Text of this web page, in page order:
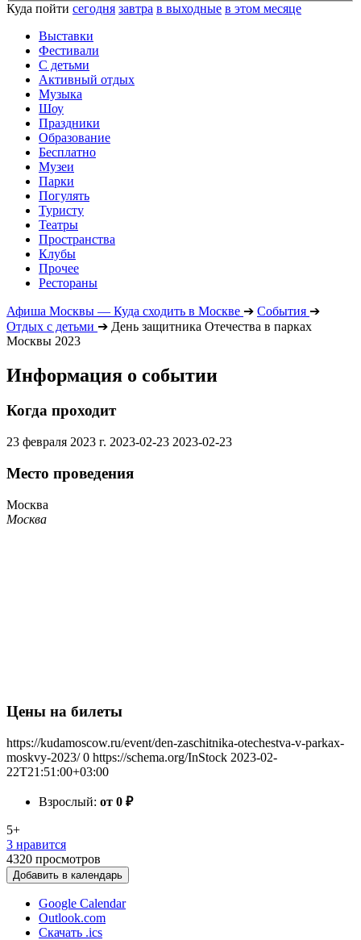
Куда пойти сегодня завтра в выходные в этом месяце
Выставки
Фестивали
С детьми
Активный отдых
Музыка
Шоу
Праздники
Образование
Бесплатно
Музеи
Парки
Погулять
Туристу
Театры
Пространства
Клубы
Прочее
Рестораны
Афиша Москвы — Куда сходить в Москве ➔ События ➔
Отдых с детьми ➔ День защитника Отечества в парках
Москвы 2023
Информация о событии
Когда проходит
23 февраля 2023 г. 2023-02-23 2023-02-23
Место проведения
Москва
Москва
Цены на билеты
https://kudamoscow.ru/event/den-zaschitnika-otechestva-v-parkax-
moskvy-2023/ 0 https://schema.org/InStock 2023-02-
22T21:51:00+03:00
Взрослый: от 0 ₽
5+
3 нравится
4320 просмотров
Добавить в календарь
Google Calendar
Outlook.com
Скачать .ics